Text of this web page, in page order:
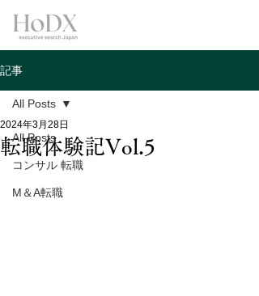
記事
All Posts
コンサル 転職
M＆A転職
All Posts
転職体験記Vol.5
2024年3月28日